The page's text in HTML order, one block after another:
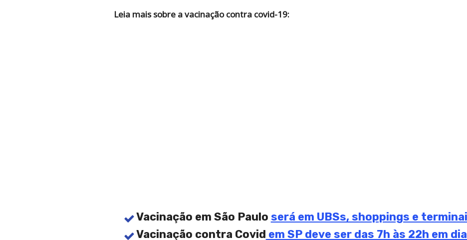
Leia mais sobre a vacinação contra covid-19:
Vacinação em São Paulo será em UBSs, shoppings e
Vacinação contra Covid em SP deve ser das 7h às 22h em